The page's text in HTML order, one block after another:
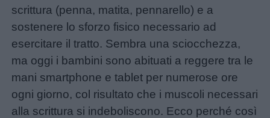
Link
utili
scrittura (penna, matita, pennarello) e a
sostenere lo sforzo fisico necessario ad
esercitare il tratto. Sembra una sciocchezza,
ma oggi i bambini sono abituati a reggere tra le
mani smartphone e tablet per numerose ore
ogni giorno, col risultato che i muscoli necessari
alla scrittura si indeboliscono. Ecco perché così